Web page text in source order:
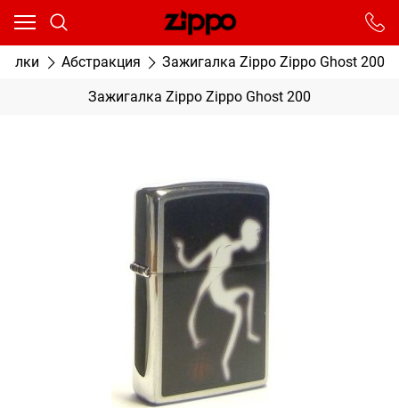
Абстракция Зажигалка Zippo Zippo Ghost 200
Зажигалка Zippo Zippo Ghost 200
Ваш город - Москва,
От выбранного города зависят сроки доставки